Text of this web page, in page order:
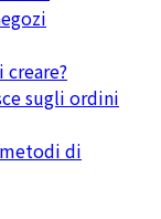
sugli ordini
di